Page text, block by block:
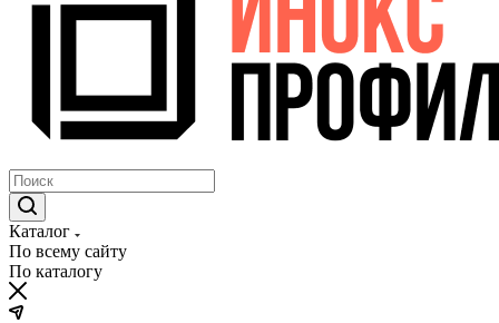
Каталог
По всему сайту
По каталогу